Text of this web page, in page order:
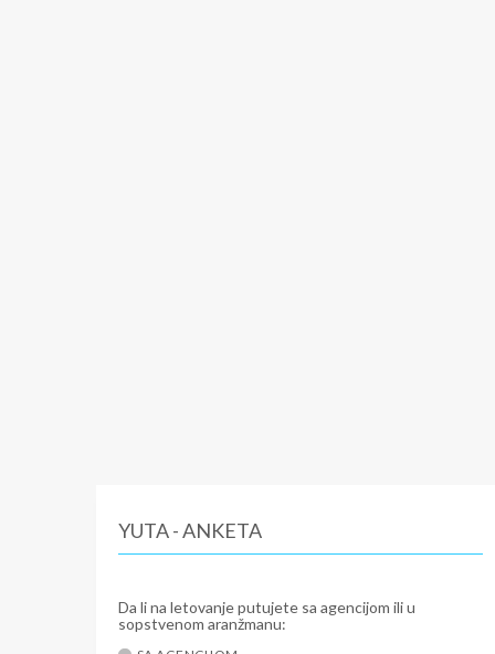
YUTA - ANKETA
Da li na letovanje putujete sa agencijom ili u
sopstvenom aranžmanu: